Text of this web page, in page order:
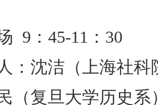
9：45-11：30
：沈洁（上海社
（复旦大学历史